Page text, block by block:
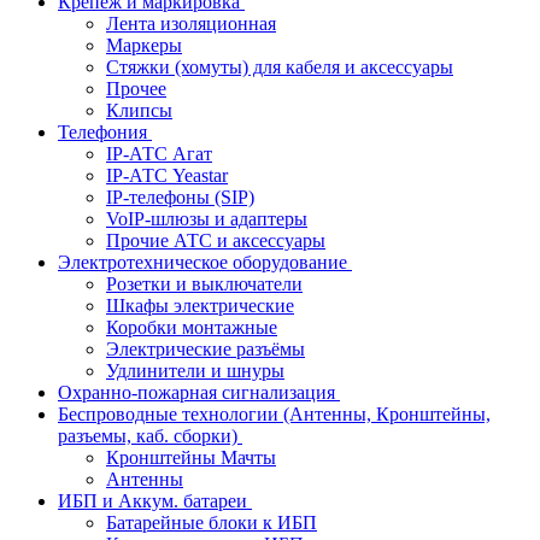
Лента изоляционная
Маркеры
Стяжки (хомуты) для кабеля и аксессуары
Прочее
Клипсы
Телефония
IP-АТС Агат
IP-АТС Yeastar
IP-телефоны (SIP)
VoIP-шлюзы и адаптеры
Прочие АТС и аксессуары
Электротехническое оборудование
Розетки и выключатели
Шкафы электрические
Коробки монтажные
Электрические разъёмы
Удлинители и шнуры
Охранно-пожарная сигнализация
Беспроводные технологии (Антенны, Кронштейны,
разъемы, каб. сборки)
Кронштейны Мачты
Антенны
ИБП и Аккум. батареи
Батарейные блоки к ИБП